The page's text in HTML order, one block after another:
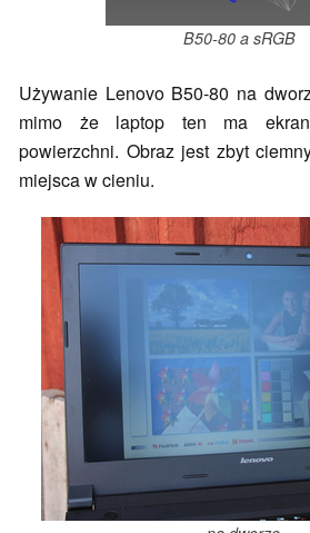
B50-80 a sRGB
Używanie Lenovo B50-80 na
mimo że laptop ten ma
powierzchni. Obraz jest zbyt
miejsca w cieniu.